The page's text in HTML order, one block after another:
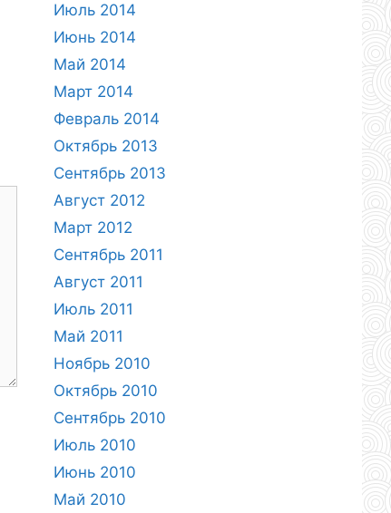
Июль 2014
Июнь 2014
Май 2014
Март 2014
Февраль 2014
Октябрь 2013
Сентябрь 2013
Август 2012
Март 2012
Сентябрь 2011
Август 2011
Июль 2011
Май 2011
Ноябрь 2010
Октябрь 2010
Сентябрь 2010
Июль 2010
Июнь 2010
Май 2010